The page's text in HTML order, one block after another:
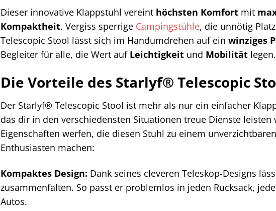
Dieser innovative Klappstuhl vereint höchsten Komfort mit
Kompaktheit. Vergiss sperrige Campingstühle, die unnötig
Telescopic Stool lässt sich im Handumdrehen auf einwinziges
Begleiter für alle, die Wert auf Leichtigkeit und Mobilität legen.
Die Vorteile des Starlyf® Telescopic
Der Starlyf® Telescopic Stool ist mehr als nur ein einfacher
das dir in den verschiedensten Situationen treue Dienste
Eigenschaften werfen, die diesen Stuhl zu einem
Enthusiasten machen:
Kompaktes Design: Dank seines cleveren Teleskop-Designs
zusammenfalten. So passt er problemlos in jeden Rucksack,
Autos.